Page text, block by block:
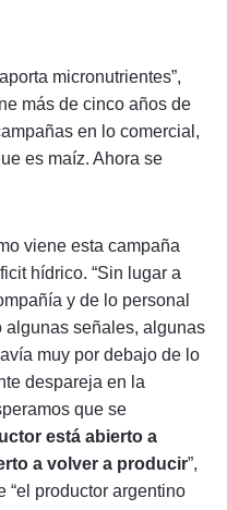
micronutrientes”,
más de cinco años de
en lo comercial,
es maíz. Ahora se
viene esta campaña
hídrico. “Sin lugar a
y de lo personal
algunas señales, algunas
muy por debajo de lo
despareja en la
que se
está abierto a
a volver a producir”,
“el productor argentino